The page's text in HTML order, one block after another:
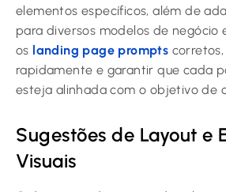
elementos específicos, além de
para diversos modelos de negócio
os landing page prompts
rapidamente e garantir que cada
esteja alinhada com o objetivo de
Sugestões de Layout e
Visuais